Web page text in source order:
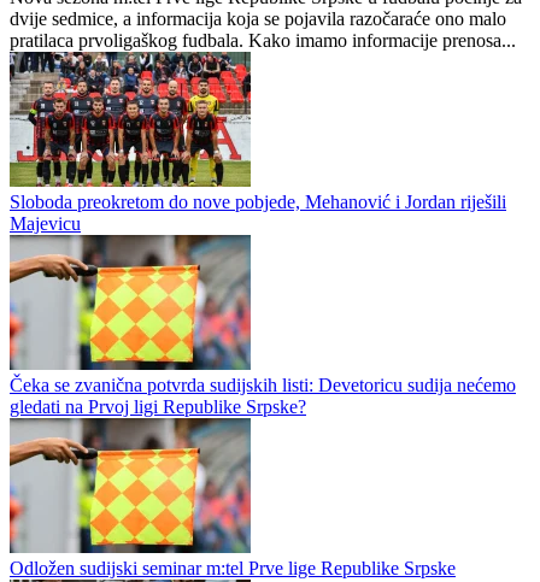
0 0
Prva liga Republike Srpske bez prenosa na koje smo navikli?
Nova sezona m:tel Prve lige Republike Srpske u fudbalu počinje za
dvije sedmice, a informacija koja se pojavila razočaraće ono malo
pratilaca prvoligaškog fudbala. Kako imamo informacije prenosa...
Sloboda preokretom do nove pobjede, Mehanović i Jordan riješili
Majevicu